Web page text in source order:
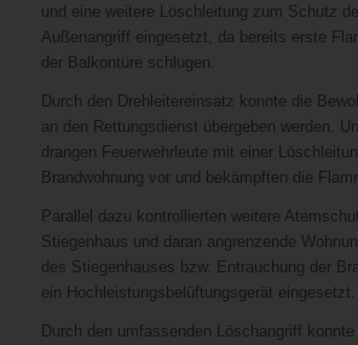
und eine weitere Löschleitung zum Schutz
Außenangriff eingesetzt, da bereits erste
der Balkontüre schlugen.
Durch den Drehleitereinsatz konnte die
an den Rettungsdienst übergeben werden.
drangen Feuerwehrleute mit einer
Brandwohnung vor und bekämpften die
Parallel dazu kontrollierten weitere
Stiegenhaus und daran angrenzende
des Stiegenhauses bzw. Entrauchung der
ein Hochleistungsbelüftungsgerät eingesetzt.
Durch den umfassenden Löschangriff